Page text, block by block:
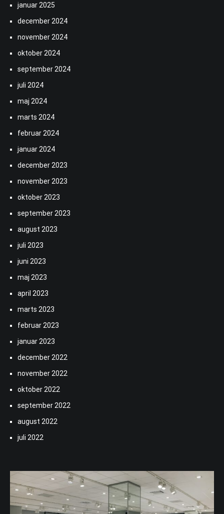
januar 2025
december 2024
november 2024
oktober 2024
september 2024
juli 2024
maj 2024
marts 2024
februar 2024
januar 2024
december 2023
november 2023
oktober 2023
september 2023
august 2023
juli 2023
juni 2023
maj 2023
april 2023
marts 2023
februar 2023
januar 2023
december 2022
november 2022
oktober 2022
september 2022
august 2022
juli 2022